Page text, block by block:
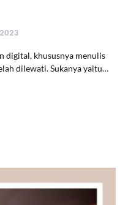
digital, khususnya menulis
dilewati. Sukanya yaitu…